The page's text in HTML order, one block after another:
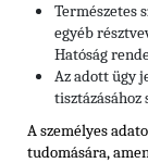
Természetes
egyéb
Hatóság
Az adott ügy
tisztázásához
A személyes
tudomására,